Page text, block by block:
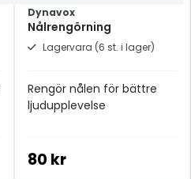
Dynavox
Nålrengörning
Lagervara (6 st. i lager)
Rengör nålen för bättre
ljudupplevelse
80 kr